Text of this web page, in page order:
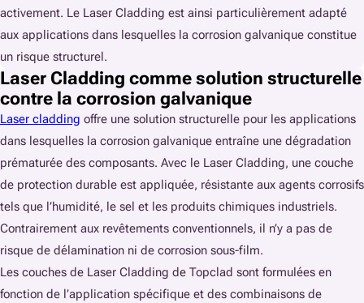
activement. Le Laser Cladding est ainsi particulièrement adapté
aux applications dans lesquelles la corrosion galvanique constitue
un risque structurel.
Laser Cladding comme solution structurelle
contre la corrosion galvanique
Laser cladding offre une solution structurelle pour les applications
dans lesquelles la corrosion galvanique entraîne une dégradation
prématurée des composants. Avec le Laser Cladding, une couche
de protection durable est appliquée, résistante aux agents corrosifs
tels que l’humidité, le sel et les produits chimiques industriels.
Contrairement aux revêtements conventionnels, il n’y a pas de
risque de délamination ni de corrosion sous-film.
Les couches de Laser Cladding de Topclad sont formulées en
fonction de l’application spécifique et des combinaisons de